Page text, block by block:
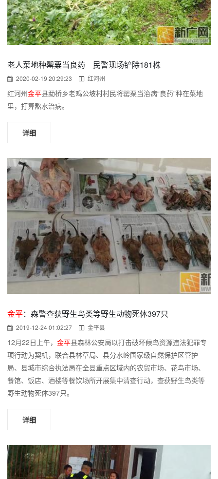
老人菜地种罂粟当良药 民警现场铲除181株
2020-02-19 20:29:23 红河州
红河州金平县勐桥乡老鸡公坡村村民将罂粟当治病“良药”种在菜地
里，打算熬水治病。
详细
金平：森警查获野生鸟类等野生动物死体397只
2019-12-24 01:02:27 金平县
12月22日上午， 金平县森林公安局以打击破坏候鸟资源违法犯罪专
项行动为契机，联合县林草局、县分水岭国家级自然保护区管护
局、县城市综合执法局在全县重点区域内的农贸市场、花鸟市场、
餐馆、饭店、酒楼等餐饮场所开展集中清查行动，查获野生鸟类等
野生动物死体397只。
详细